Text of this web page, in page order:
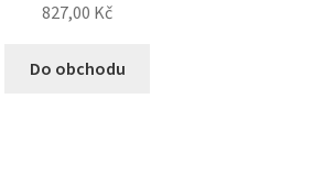
827,00 Kč
Do obchodu